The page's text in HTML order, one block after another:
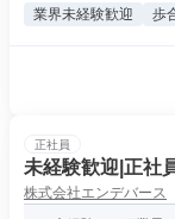
業界未経験歓迎 歩
正社員
未経験歓迎|正社
株式会社エンデバース